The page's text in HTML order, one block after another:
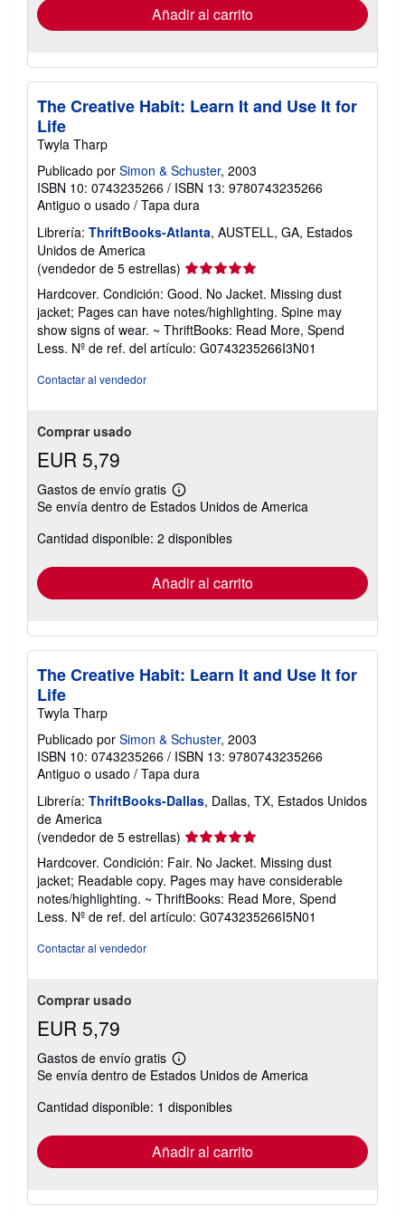
envío
Añadir al carrito
The Creative Habit: Learn It and Use It for
Life
Twyla Tharp
Publicado por Simon & Schuster, 2003
ISBN 10: 0743235266 / ISBN 13: 9780743235266
Antiguo o usado / Tapa dura
Librería: ThriftBooks-Atlanta, AUSTELL, GA, Estados
Unidos de America
(vendedor de 5 estrellas) Calificación
del
vendedor:
5
de
5
Hardcover. Condición: Good. No Jacket. Missing dust
jacket; Pages can have notes/highlighting. Spine may
show signs of wear. ~ ThriftBooks: Read More, Spend
Less. Nº de ref. del artículo: G0743235266I3N01
Contactar al vendedor
Comprar usado
EUR 5,79
Gastos de envío gratis
Más
información
las
tarifas
envío
Se envía dentro de Estados Unidos de America
Cantidad disponible: 2 disponibles
Añadir al carrito
The Creative Habit: Learn It and Use It for
Life
Twyla Tharp
Publicado por Simon & Schuster, 2003
ISBN 10: 0743235266 / ISBN 13: 9780743235266
Antiguo o usado / Tapa dura
Librería: ThriftBooks-Dallas, Dallas, TX, Estados Unidos
de America
(vendedor de 5 estrellas) Calificación
del
vendedor:
5
de
5
Hardcover. Condición: Fair. No Jacket. Missing dust
jacket; Readable copy. Pages may have considerable
notes/highlighting. ~ ThriftBooks: Read More, Spend
Less. Nº de ref. del artículo: G0743235266I5N01
Contactar al vendedor
Comprar usado
EUR 5,79
Gastos de envío gratis
Más
información
las
tarifas
envío
Se envía dentro de Estados Unidos de America
Cantidad disponible: 1 disponibles
Añadir al carrito